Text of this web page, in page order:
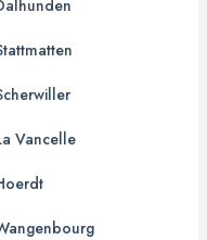
Vancelle